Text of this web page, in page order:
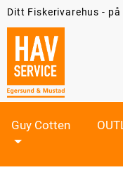
Ditt Fiskerivarehus -
Guy Cotten